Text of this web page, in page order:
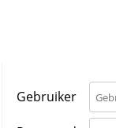
Gebruiker